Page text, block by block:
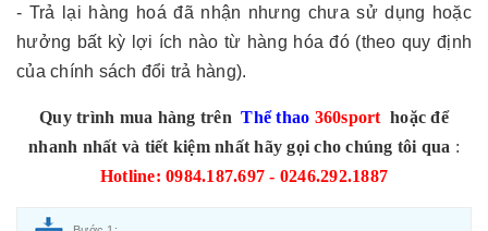
- Trả lại hàng hoá đã nhận nhưng chưa sử dụng hoặc
hưởng bất kỳ lợi ích nào từ hàng hóa đó (theo quy định
của chính sách đổi trả hàng).
Quy trình mua hàng trên Thể thao 360sport hoặc để
nhanh nhất và tiết kiệm nhất hãy gọi cho chúng tôi qua :
Hotline: 0984.187.697 - 0246.292.1887